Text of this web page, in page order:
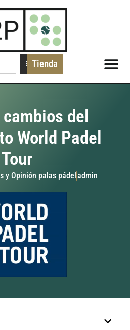
Buscar
Tienda
del
World Padel
Tour
y Opinión palas pádeladmin